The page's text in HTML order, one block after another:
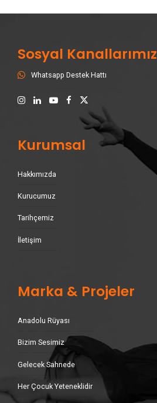
Sosyal Kanallarımız
Whatsapp Destek Hattı
Kurumsal
Hakkımızda
Kurucumuz
Tarihçemiz
İletişim
Marka & Projeler
Anadolu Rüyası
Bizim Sesimiz
Gelecek Sahnede
Her Çocuk Yeteneklidir